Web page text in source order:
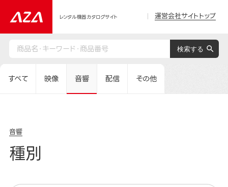
レンタル機器カタログサイト 運営会社サイトトップ
すべて 映像 音響 配信 その他
音響
種別